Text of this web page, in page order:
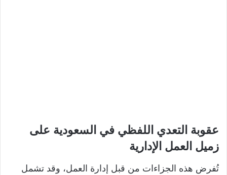
عقوبة التعدي اللفظي في السعودية على
زميل العمل الإدارية
تُفرض هذه الجزاءات من قبل إدارة العمل، وقد تشمل